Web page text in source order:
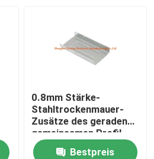
0.8mm Stärke-
Stahltrockenmauer-
Zusätze des geraden
gemeinsamen Profil-
Bestpreis